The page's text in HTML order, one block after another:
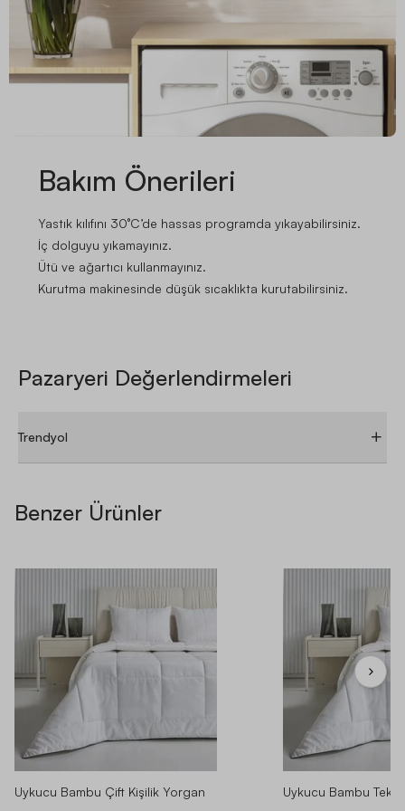
Bakım Önerileri
Yastık kılıfını 30°C’de hassas programda yıkayabilirsiniz.
İç dolguyu yıkamayınız.
Ütü ve ağartıcı kullanmayınız.
Kurutma makinesinde düşük sıcaklıkta kurutabilirsiniz.
Pazaryeri Değerlendirmeleri
Trendyol
ÜRÜN YORUMLARI
Tüm Yorumlar 4.40 / 5 (16 Yorum)
SIRALAMA
Benzer Ürünler
Uykucu Bambu Çift Kişilik Yorgan Uykucu Bambu Tek